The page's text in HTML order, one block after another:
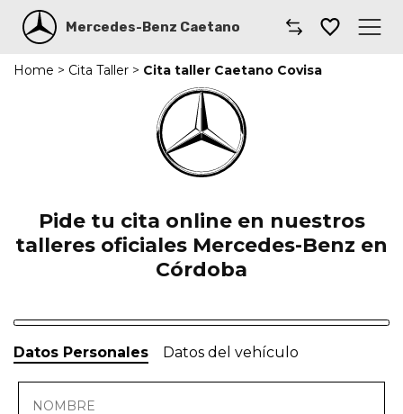
Mercedes-Benz Caetano
Caetano
Comprar un coche
Modelos
Furgonetas
Renting
Taller
Home > Cita Taller > Cita taller Caetano Covisa
Pide tu cita online en nuestros
talleres oficiales Mercedes-Benz en
Córdoba
Datos Personales Datos del vehículo